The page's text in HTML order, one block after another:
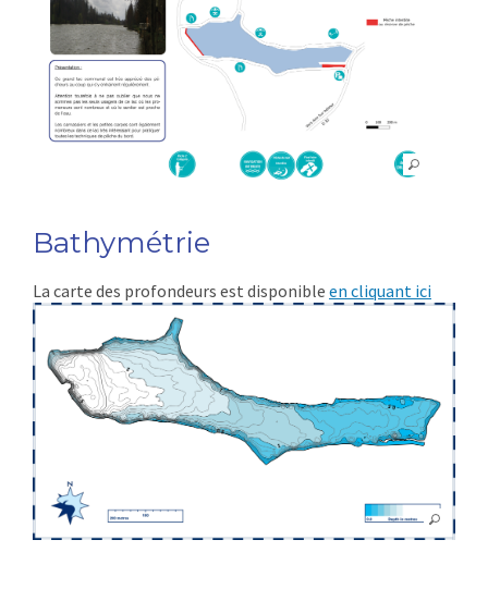
Bathymétrie
La carte des profondeurs est disponible en cliquant ici